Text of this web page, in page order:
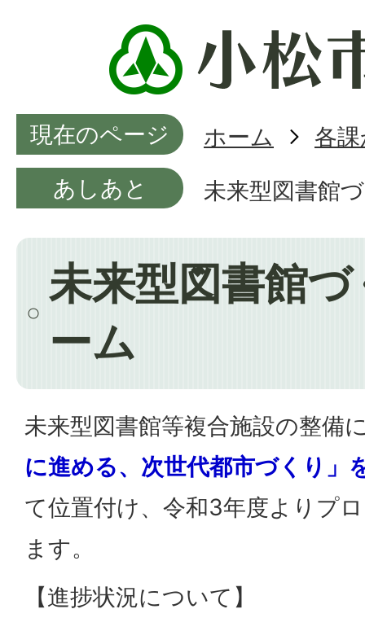
現在のページ ホーム
各
あしあと
未来型図書館
未来型図書館
ーム
未来型図書館等複合施設の整備
に進める、次世代都市づくり」
て位置付け、令和3年度よりプ
ます。
【進捗状況について】